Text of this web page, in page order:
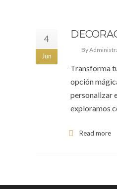
4
Jun
By
Transforma
opción
personalizar
exploramos
Read more